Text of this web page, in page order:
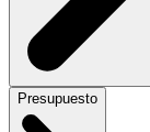
Presupuesto